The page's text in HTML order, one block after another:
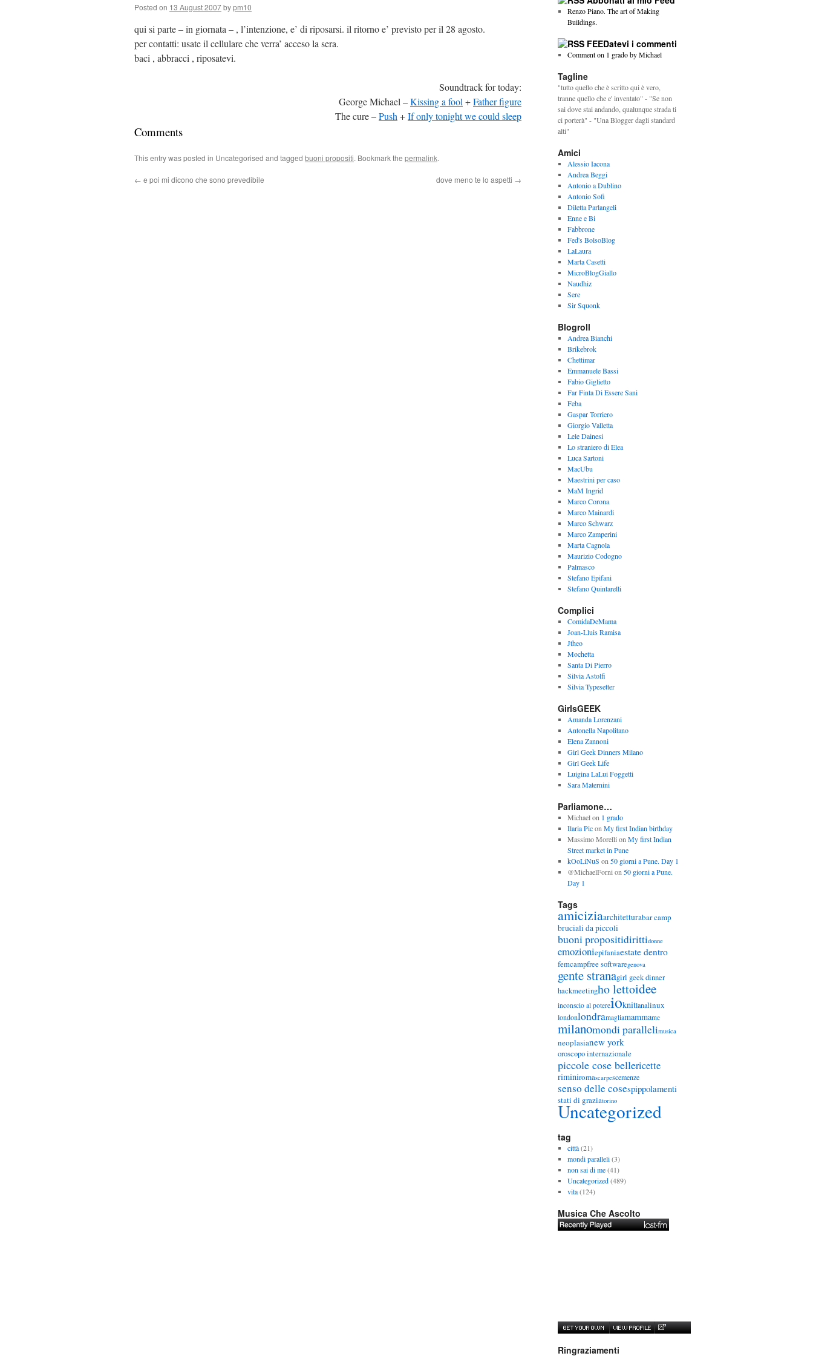
Posted on 13 August 2007bypm10
qui si parte – in giornata – , l’intenzione, e’ di riposarsi. il ritorno e’ previsto per il 28 agosto.
per contatti: usate il cellulare che verra’ acceso la sera.
baci , abbracci , riposatevi.
Soundtrack for today:
George Michael –Kissing a fool +Father figure
The cure –Push +If only tonight we could sleep
Comments
This entry was posted in Uncategorised and tagged buoni propositi. Bookmark the permalink.
← e poi mi dicono che sono prevedibile dove meno te lo aspetti →
Renzo Piano. The art of Making
Buildings.
FEEDatevi i commenti
Comment on 1 grado by Michael
Tagline
"tutto quello che è scritto qui è vero,
tranne quello che e' inventato" - "Se non
sai dove stai andando, qualunque strada ti
ci porterà" - "Una Blogger dagli standard
alti"
Amici
Alessio Iacona
Andrea Beggi
Antonio a Dublino
Antonio Sofi
Diletta Parlangeli
Enne e Bi
Fabbrone
Fed's BolsoBlog
LaLaura
Marta Casetti
MicroBlogGiallo
Naudhiz
Sere
Sir Squonk
Blogroll
Andrea Bianchi
Brikebrok
Chettimar
Emmanuele Bassi
Fabio Giglietto
Far Finta Di Essere Sani
Feba
Gaspar Torriero
Giorgio Valletta
Lele Dainesi
Lo straniero di Elea
Luca Sartoni
MacUbu
Maestrini per caso
MaM Ingrid
Marco Corona
Marco Mainardi
Marco Schwarz
Marco Zamperini
Marta Cagnola
Maurizio Codogno
Palmasco
Stefano Epifani
Stefano Quintarelli
Complici
ComidaDeMama
Joan-Lluis Ramisa
Jtheo
Mochetta
Santa Di Pierro
Silvia Astolfi
Silvia Typesetter
GirlsGEEK
Amanda Lorenzani
Antonella Napolitano
Elena Zannoni
Girl Geek Dinners Milano
Girl Geek Life
Luigina LaLui Foggetti
Sara Maternini
Parliamone…
Michaelon 1 grado
Ilaria Picon My first Indian birthday
Massimo Morelli on My first Indian
Street market in Pune
kOoLiNuS on 50 giorni a Pune. Day 1
@MichaelForni on 50 giorni a Pune.
Day 1
Tags
amiciziaarchitetturabar camp
bruciali da piccoli
buoni propositidirittidonne
emozioniepifaniaestate dentro
femcampfree softwaregenova
gente stranagirl geek dinner
hackmeetingho lettoidee
inconscio al potereioknitlanalinux
londonlondramagliamammame
milanomondi parallelimusica
neoplasianew york
oroscopo internazionale
piccole cose bellericette
riminiromascarpescemenze
senso delle cosespippolamenti
stati di graziatorino
Uncategorized
tag
città(21)
mondi paralleli(3)
non sai di me(41)
Uncategorized(489)
vita(124)
Musica Che Ascolto
Ringraziamenti